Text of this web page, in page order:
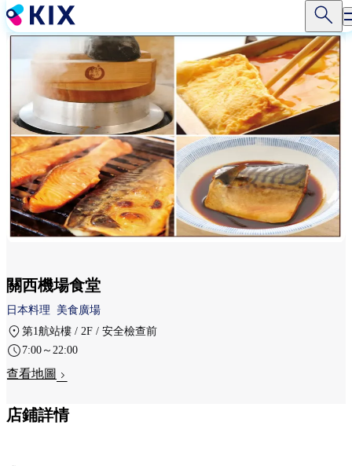
移
至
內
關西機場食堂
日本料理
美食廣場
第1航站樓 / 2F / 安全檢查前
7:00～22:00
查看地圖
店鋪詳情